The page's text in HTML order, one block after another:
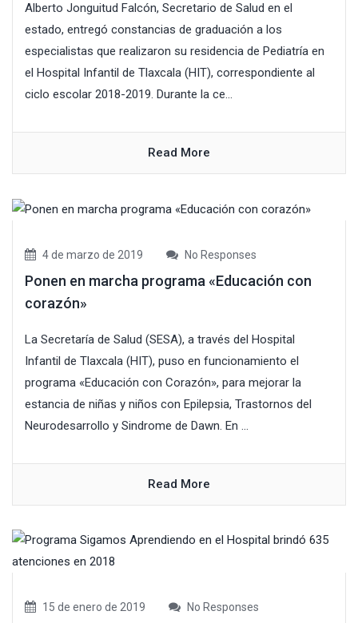
Alberto Jonguitud Falcón, Secretario de Salud en el
estado, entregó constancias de graduación a los
especialistas que realizaron su residencia de Pediatría en
el Hospital Infantil de Tlaxcala (HIT), correspondiente al
ciclo escolar 2018-2019. Durante la ce...
Read More
4 de marzo de 2019 No Responses
Ponen en marcha programa «Educación con
corazón»
La Secretaría de Salud (SESA), a través del Hospital
Infantil de Tlaxcala (HIT), puso en funcionamiento el
programa «Educación con Corazón», para mejorar la
estancia de niñas y niños con Epilepsia, Trastornos del
Neurodesarrollo y Sindrome de Dawn. En ...
Read More
15 de enero de 2019 No Responses